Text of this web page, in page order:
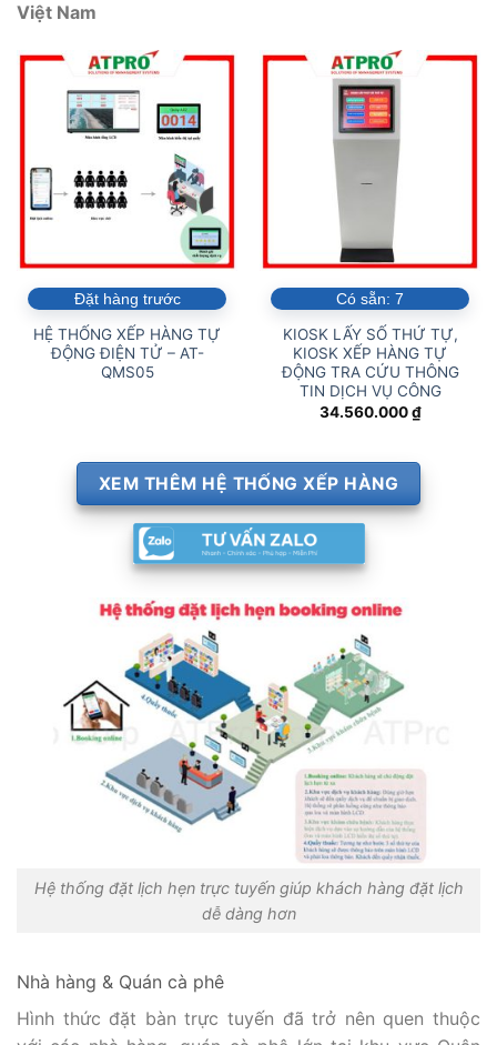
Việt Nam
Đặt hàng trước
HỆ THỐNG XẾP HÀNG TỰ
ĐỘNG ĐIỆN TỬ – AT-
QMS05
Có sẵn: 7
KIOSK LẤY SỐ THỨ TỰ,
KIOSK XẾP HÀNG TỰ
ĐỘNG TRA CỨU THÔNG
TIN DỊCH VỤ CÔNG
34.560.000₫
XEM THÊM HỆ THỐNG XẾP HÀNG
Hệ thống đặt lịch hẹn trực tuyến giúp khách hàng đặt lịch
dễ dàng hơn
Nhà hàng & Quán cà phê
Hình thức đặt bàn trực tuyến đã trở nên quen thuộc